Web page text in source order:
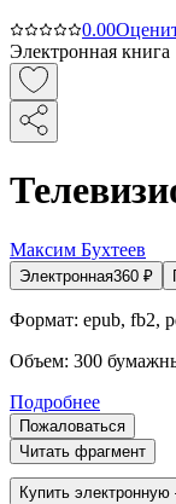
0.00
Электронная книга
Максим Бухтеев
Электронная360 ₽
Формат: epub, fb2,
Объем: 300
Подробнее
Пожаловаться
Читать фрагмент
Купить